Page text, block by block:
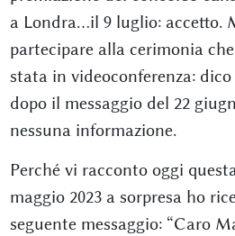
a Londra…il 9 luglio: accetto.
partecipare alla cerimonia
stata in videoconferenza:
dopo il messaggio del 22
nessuna informazione.
Perché vi racconto oggi
maggio 2023 a sorpresa ho
seguente messaggio: “Caro